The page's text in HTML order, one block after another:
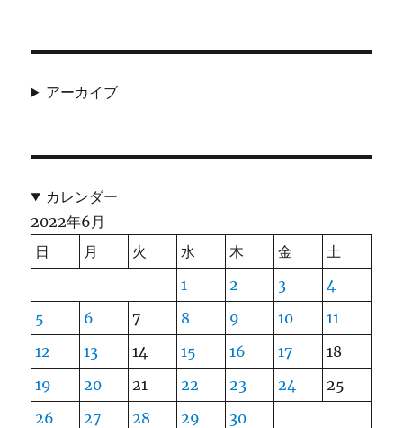
アーカイブ
カレンダー
2022年6月
日
月 火 水 木 金
土
1
2 3
4
5
6 7 8 9 10
11
12
13 14 15 16 17
18
19
20 21 22 23 24
25
26
27 28 29 30